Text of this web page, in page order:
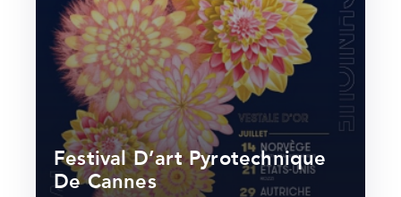
Festival D’art Pyrotechnique
De Cannes